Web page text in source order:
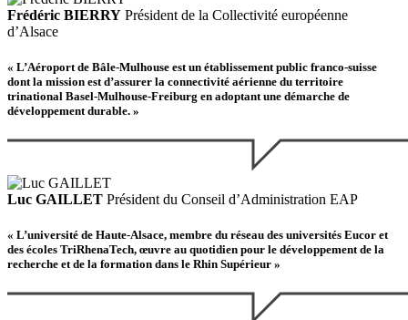
Frédéric BIERRY Président de la Collectivité européenne
d’Alsace
« L’Aéroport de Bâle-Mulhouse est un établissement public franco-suisse
dont la mission est d’assurer la connectivité aérienne du territoire
trinational Basel-Mulhouse-Freiburg en adoptant une démarche de
développement durable. »
Luc GAILLET Président du Conseil d’Administration EAP
« L’université de Haute-Alsace, membre du réseau des universités Eucor et
des écoles TriRhenaTech, œuvre au quotidien pour le développement de la
recherche et de la formation dans le Rhin Supérieur »